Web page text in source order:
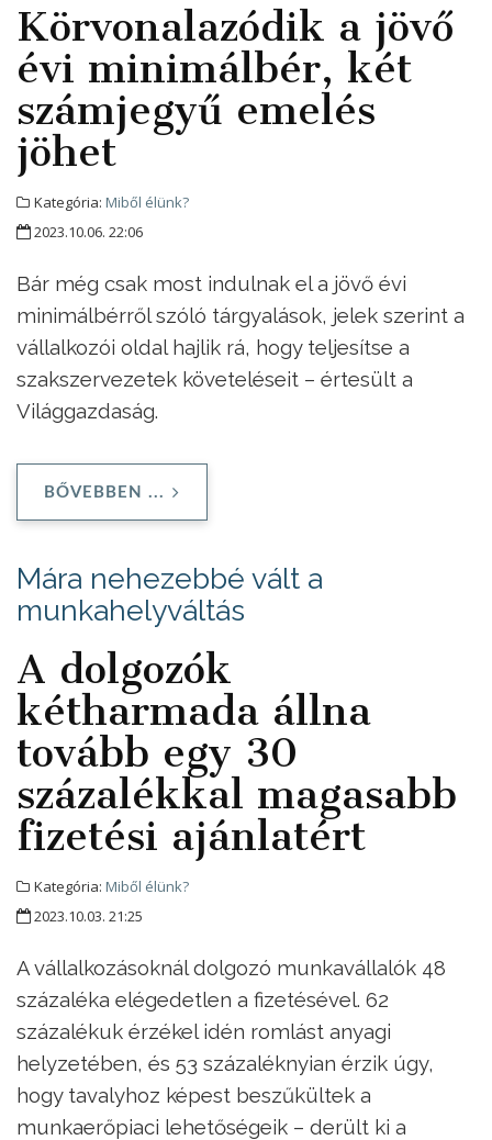
Körvonalazódik a jövő
évi minimálbér, két
számjegyű emelés
jöhet
Kategória: Miből élünk?
2023.10.06. 22:06
Bár még csak most indulnak el a jövő évi
minimálbérről szóló tárgyalások, jelek szerint a
vállalkozói oldal hajlik rá, hogy teljesítse a
szakszervezetek követeléseit – értesült a
Világgazdaság.
BŐVEBBEN ...
Mára nehezebbé vált a
munkahelyváltás
A dolgozók
kétharmada állna
tovább egy 30
százalékkal magasabb
fizetési ajánlatért
Kategória: Miből élünk?
2023.10.03. 21:25
A vállalkozásoknál dolgozó munkavállalók 48
százaléka elégedetlen a fizetésével. 62
százalékuk érzékel idén romlást anyagi
helyzetében, és 53 százaléknyian érzik úgy,
hogy tavalyhoz képest beszűkültek a
munkaerőpiaci lehetőségeik – derült ki a